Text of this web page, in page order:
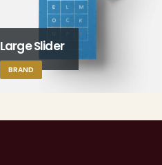
Large Slider
BRAND